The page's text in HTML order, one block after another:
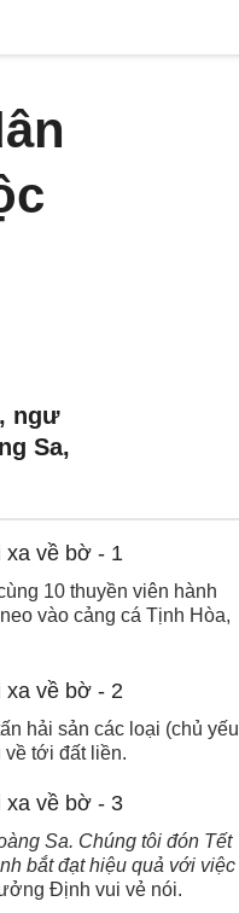
ngư
Sa,
10 thuyền viên hành
vào cảng cá Tịnh Hòa,
hải sản các loại (chủ yếu
về tới đất liền.
Sa. Chúng tôi đón Tết
bắt đạt hiệu quả với việc
Định vui vẻ nói.